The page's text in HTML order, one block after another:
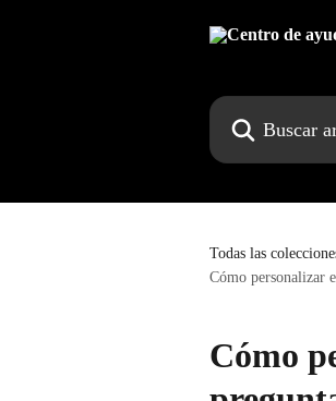
Buscar artículos...
Todas las
Cómo personalizar
Cómo